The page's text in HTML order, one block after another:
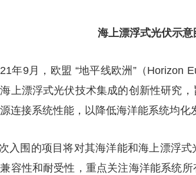
海上漂浮式光伏示意
年9月，欧盟 “地平线欧洲”（Horizon
上漂浮式光伏技术集成的创新性研究
连接系统性能，以降低海洋能系统均化
围的项目将对其海洋能和海上漂浮式
容性和耐受性，重点关注海洋能系统